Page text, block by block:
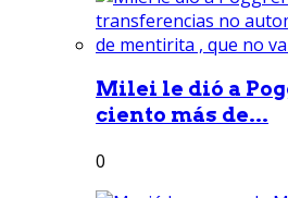
Milei le dió a
ciento más de...
0